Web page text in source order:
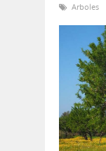
Arboles